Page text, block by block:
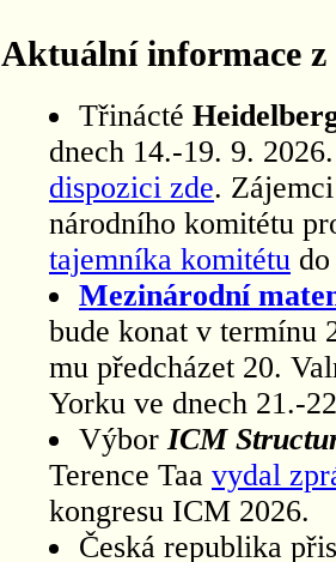
Aktuální informace
Třinácté
dnech 14.-19. 9.
dispozici zde.
národního komitétu
tajemníka komitétu
Mezinárodní
bude konat v termínu
mu předcházet 20.
Yorku ve dnech 21.-
VýborICM
Terence Taa vydal
kongresu ICM 2026.
Česká republika